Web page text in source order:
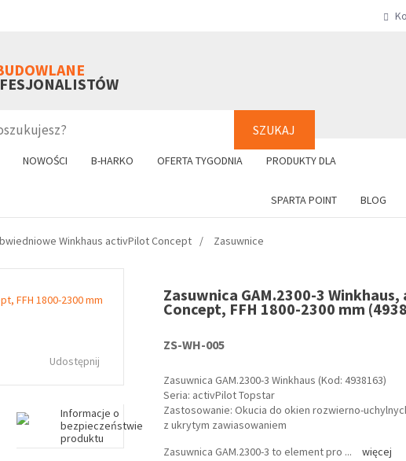
SZUKAJ
NOWOŚCI B-HARKO OFERTA TYGODNIA PRODUKTY DLA
SPARTA POINT BLOG
+48 61
Winkhaus activPilot Concept Zasuwnice
Udostępnij
Informacje o
bezpieczeństwie
produktu
Zasuwnica GAM.2300-3
Concept, FFH 1800-2300 mm
ZS-WH-005
Zasuwnica GAM.2300-3 Winkhaus (Kod: 4938163)
Seria: activPilot Topstar
Zastosowanie: Okucia do okien rozwierno-
z ukrytym zawiasowaniem
Zasuwnica GAM.2300-3 to element pro ... więcej